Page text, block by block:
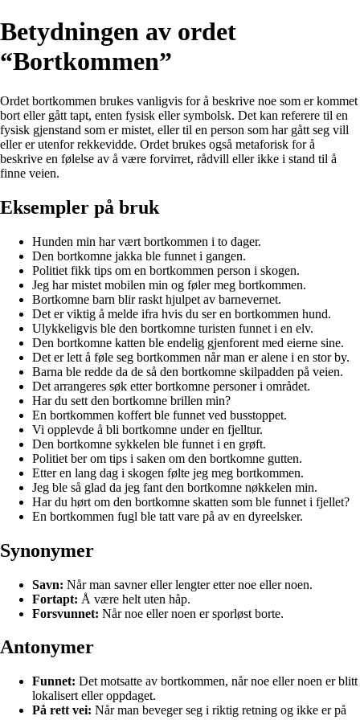
Betydningen av ordet
“Bortkommen”
Ordet bortkommen brukes vanligvis for å beskrive noe som er kommet
bort eller gått tapt, enten fysisk eller symbolsk. Det kan referere til en
fysisk gjenstand som er mistet, eller til en person som har gått seg vill
eller er utenfor rekkevidde. Ordet brukes også metaforisk for å
beskrive en følelse av å være forvirret, rådvill eller ikke i stand til å
finne veien.
Eksempler på bruk
Hunden min har vært bortkommen i to dager.
Den bortkomne jakka ble funnet i gangen.
Politiet fikk tips om en bortkommen person i skogen.
Jeg har mistet mobilen min og føler meg bortkommen.
Bortkomne barn blir raskt hjulpet av barnevernet.
Det er viktig å melde ifra hvis du ser en bortkommen hund.
Ulykkeligvis ble den bortkomne turisten funnet i en elv.
Den bortkomne katten ble endelig gjenforent med eierne sine.
Det er lett å føle seg bortkommen når man er alene i en stor by.
Barna ble redde da de så den bortkomne skilpadden på veien.
Det arrangeres søk etter bortkomne personer i området.
Har du sett den bortkomne brillen min?
En bortkommen koffert ble funnet ved busstoppet.
Vi opplevde å bli bortkomne under en fjelltur.
Den bortkomne sykkelen ble funnet i en grøft.
Politiet ber om tips i saken om den bortkomne gutten.
Etter en lang dag i skogen følte jeg meg bortkommen.
Jeg ble så glad da jeg fant den bortkomne nøkkelen min.
Har du hørt om den bortkomne skatten som ble funnet i fjellet?
En bortkommen fugl ble tatt vare på av en dyreelsker.
Synonymer
Savn: Når man savner eller lengter etter noe eller noen.
Fortapt: Å være helt uten håp.
Forsvunnet: Når noe eller noen er sporløst borte.
Antonymer
Funnet: Det motsatte av bortkommen, når noe eller noen er blitt
lokalisert eller oppdaget.
På rett vei: Når man beveger seg i riktig retning og ikke er på